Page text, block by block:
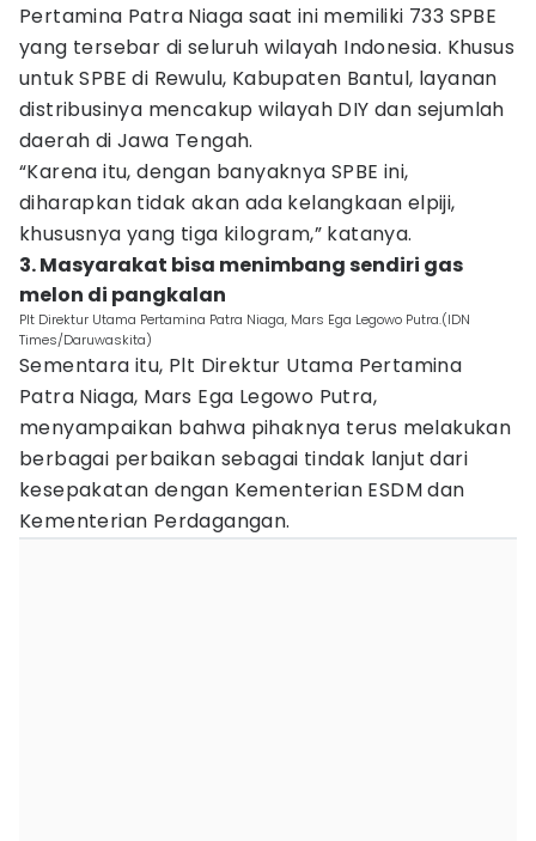
Pertamina Patra Niaga saat ini memiliki 733 SPBE
yang tersebar di seluruh wilayah Indonesia. Khusus
untuk SPBE di Rewulu, Kabupaten Bantul, layanan
distribusinya mencakup wilayah DIY dan sejumlah
daerah di Jawa Tengah.
“Karena itu, dengan banyaknya SPBE ini,
diharapkan tidak akan ada kelangkaan elpiji,
khususnya yang tiga kilogram,” katanya.
3. Masyarakat bisa menimbang sendiri gas
melon di pangkalan
Plt Direktur Utama Pertamina Patra Niaga, Mars Ega Legowo Putra.(IDN
Times/Daruwaskita)
Sementara itu, Plt Direktur Utama Pertamina
Patra Niaga, Mars Ega Legowo Putra,
menyampaikan bahwa pihaknya terus melakukan
berbagai perbaikan sebagai tindak lanjut dari
kesepakatan dengan Kementerian ESDM dan
Kementerian Perdagangan.